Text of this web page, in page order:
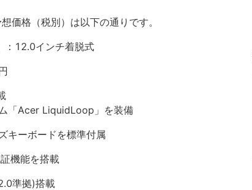
価格（税別）は以下の通りです。
：12.0インチ着脱式
「Acer LiquidLoop」を装備
キーボードを標準付属
機能を搭載
準拠)搭載